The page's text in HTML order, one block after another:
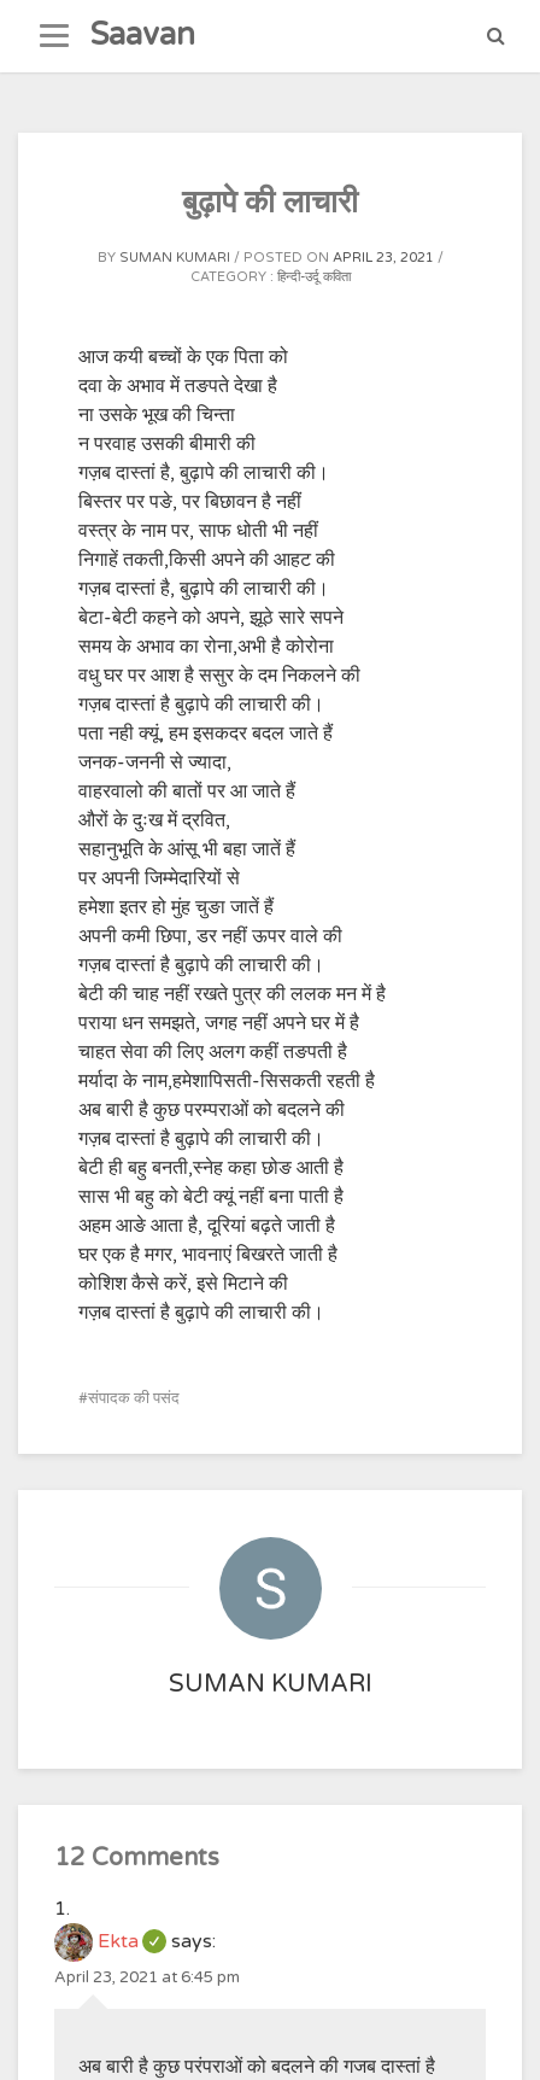
content
Saavan
बुढ़ापे की लाचारी
BY SUMAN KUMARI POSTED ON APRIL 23, 2021
CATEGORY : हिन्दी-उर्दू कविता
आज कयी बच्चों के एक पिता को
दवा के अभाव में तङपते देखा है
ना उसके भूख की चिन्ता
न परवाह उसकी बीमारी की
गज़ब दास्तां है, बुढ़ापे की लाचारी की।
बिस्तर पर पङे, पर बिछावन है नहीं
वस्त्र के नाम पर, साफ धोती भी नहीं
निगाहें तकती,किसी अपने की आहट की
गज़ब दास्तां है, बुढ़ापे की लाचारी की।
बेटा-बेटी कहने को अपने, झूठे सारे सपने
समय के अभाव का रोना,अभी है कोरोना
वधु घर पर आश है ससुर के दम निकलने की
गज़ब दास्तां है बुढ़ापे की लाचारी की।
पता नही क्यूं, हम इसकदर बदल जाते हैं
जनक-जननी से ज्यादा,
वाहरवालो की बातों पर आ जाते हैं
औरों के दुःख में द्रवित,
सहानुभूति के आंसू भी बहा जातें हैं
पर अपनी जिम्मेदारियों से
हमेशा इतर हो‌ मुंह चुङा जातें हैं
अपनी कमी छिपा, डर नहीं ऊपर वाले की
गज़ब दास्तां है बुढ़ापे की लाचारी की।
बेटी की चाह नहीं रखते पुत्र की ललक मन में है
पराया धन समझते, जगह नहीं अपने घर में है
चाहत सेवा की लिए अलग कहीं ‌तङपती है
मर्यादा के नाम,हमेशापिसती‌-सिसकती रहती है
अब बारी है कुछ परम्पराओं को बदलने की
गज़ब दास्तां है बुढ़ापे की लाचारी की।
बेटी ही बहु बनती,‌स्नेह कहा छोङ आती है
सास‌ भी‌ बहु को बेटी क्यूं नहीं ‌बना पाती है
अहम आङे आता है, दूरियां बढ़ते जाती है
घर एक है मगर, भावनाएं बिखरते जाती है
कोशिश कैसे करें, इसे मिटाने की
गज़ब दास्तां है बुढ़ापे की लाचारी की।
संपादक की पसंद
SUMAN KUMARI
12 Comments
Ekta says:
April 23, 2021 at 6:45 pm
अब बारी है कुछ परंपराओं को बदलने की गजब दास्तां है